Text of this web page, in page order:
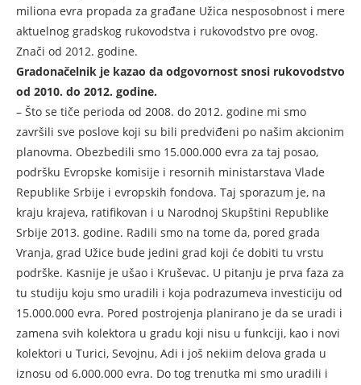
miliona evra propada za građane Užica nesposobnost i mere
aktuelnog gradskog rukovodstva i rukovodstvo pre ovog.
Znači od 2012. godine.
Gradonačelnik je kazao da odgovornost snosi rukovodstvo
od 2010. do 2012. godine.
– Što se tiče perioda od 2008. do 2012. godine mi smo
završili sve poslove koji su bili predviđeni po našim akcionim
planovma. Obezbedili smo 15.000.000 evra za taj posao,
podršku Evropske komisije i resornih ministarstava Vlade
Republike Srbije i evropskih fondova. Taj sporazum je, na
kraju krajeva, ratifikovan i u Narodnoj Skupštini Republike
Srbije 2013. godine. Radili smo na tome da, pored grada
Vranja, grad Užice bude jedini grad koji će dobiti tu vrstu
podrške. Kasnije je ušao i Kruševac. U pitanju je prva faza za
tu studiju koju smo uradili i koja podrazumeva investiciju od
15.000.000 evra. Pored postrojenja planirano je da se uradi i
zamena svih kolektora u gradu koji nisu u funkciji, kao i novi
kolektori u Turici, Sevojnu, Adi i još nekiim delova grada u
iznosu od 6.000.000 evra. Do tog trenutka mi smo uradili i